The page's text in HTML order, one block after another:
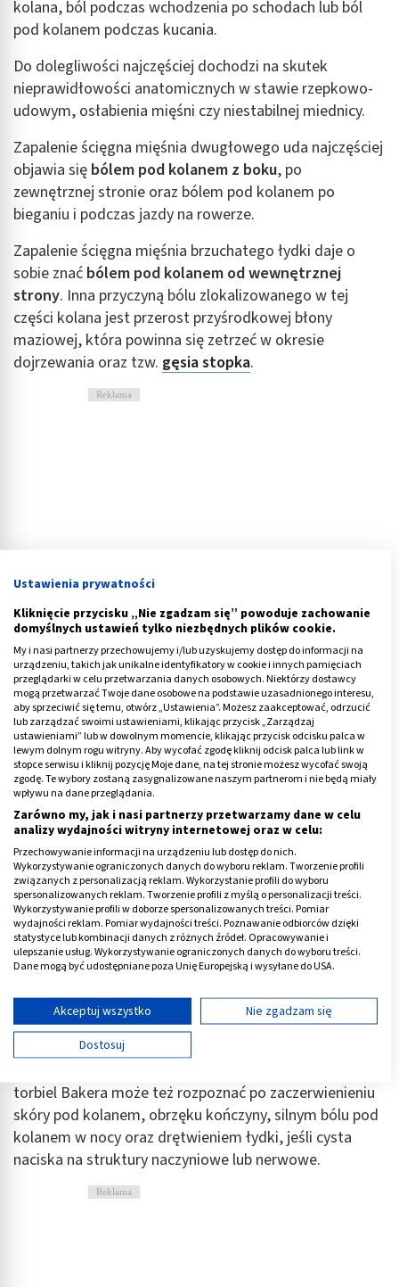
kolana, ból podczas wchodzenia po schodach lub ból
pod kolanem podczas kucania.
Do dolegliwości najczęściej dochodzi na skutek
nieprawidłowości anatomicznych w stawie rzepkowo-
udowym, osłabienia mięśni czy niestabilnej miednicy.
Zapalenie ścięgna mięśnia dwugłowego uda najczęściej
objawia się bólem pod kolanem z boku, po
zewnętrznej stronie oraz bólem pod kolanem po
bieganiu i podczas jazdy na rowerze.
Zapalenie ścięgna mięśnia brzuchatego łydki daje o
sobie znać bólem pod kolanem od wewnętrznej
strony. Inna przyczyną bólu zlokalizowanego w tej
części kolana jest przerost przyśrodkowej błony
maziowej, która powinna się zetrzeć w okresie
dojrzewania oraz tzw. gęsia stopka.
Reklama
Ból pod kolanem przy zginaniu i
prostowaniu
Ból pod kolanem z tyłu przy zginaniu i ból pod kolanem
z tyłu przy prostowaniu nogi jest charakterystyczny dla
torbieli Bakera.Torbiel Bakera
guzek, który powstaje w tylnej części kolana. Płyn
gromadzi się pod wpływem ciśnienia wewnątrz
kolanowegopowstałego w wyniku stanu zapalnego w
kolanie.
Torbiel Bakera często współistnieje z chorobą
zwyrodnieniową stawu kolanowego, a także
zapaleniem stawu kolanowego, uszkodzeniem
stawów.
Oprócz charakterystycznego bólu pod kolanem przy
torbiel Bakera może też rozpoznać po zaczerwienieniu
skóry pod kolanem, obrzęku kończyny, silnym bólu pod
kolanem w nocy oraz drętwieniem łydki, jeśli cysta
naciska na struktury naczyniowe lub nerwowe.
Reklama
Ustawienia prywatności
Kliknięcie przycisku „Nie zgadzam się” powoduje zachowanie
domyślnych ustawień tylko niezbędnych plików cookie.
My i nasi partnerzy przechowujemy i/lub uzyskujemy dostęp do informacji na
urządzeniu, takich jak unikalne identyfikatory w cookie i innych pamięciach
przeglądarki w celu przetwarzania danych osobowych. Niektórzy dostawcy
mogą przetwarzać Twoje dane osobowe na podstawie uzasadnionego interesu,
aby sprzeciwić się temu, otwórz „Ustawienia”. Możesz zaakceptować, odrzucić
lub zarządzać swoimi ustawieniami, klikając przycisk „Zarządzaj
ustawieniami” lub w dowolnym momencie, klikając przycisk odcisku palca w
lewym dolnym rogu witryny. Aby wycofać zgodę kliknij odcisk palca lub link w
stopce serwisu i kliknij pozycję Moje dane, na tej stronie możesz wycofać swoją
zgodę. Te wybory zostaną zasygnalizowane naszym partnerom i nie będą miały
wpływu na dane przeglądania.
Zarówno my, jak i nasi partnerzy przetwarzamy dane w celu
analizy wydajności witryny internetowej oraz w celu:
Przechowywanie informacji na urządzeniu lub dostęp do nich.
Wykorzystywanie ograniczonych danych do wyboru reklam. Tworzenie profili
związanych z personalizacją reklam. Wykorzystanie profili do wyboru
spersonalizowanych reklam. Tworzenie profili z myślą o personalizacji treści.
Wykorzystywanie profili w doborze spersonalizowanych treści. Pomiar
wydajności reklam. Pomiar wydajności treści. Poznawanie odbiorców dzięki
statystyce lub kombinacji danych z różnych źródeł. Opracowywanie i
ulepszanie usług. Wykorzystywanie ograniczonych danych do wyboru treści.
Dane mogą być udostępniane poza Unię Europejską i wysyłane do USA.
Wyświetl listę partnerów (11 dostawców IAB)
Używamy Twoich danych w następujących celach:
Cele przetwarzania IAB:
Przechowywanie informacji na urządzeniu lub
dostęp do nich
Wykorzystywanie ograniczonych danych do
wyboru reklam
Tworzenie profili w celu spersonalizowanych
Akceptuj wszystko
Nie zgadzam się
Dostosuj